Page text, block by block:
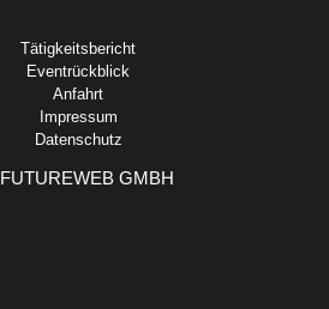
Tätigkeitsbericht
Eventrückblick
Anfahrt
Impressum
Datenschutz
FUTUREWEB GMBH